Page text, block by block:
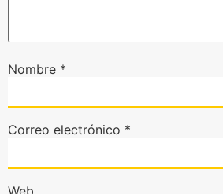
Nombre *
Correo electrónico *
Web